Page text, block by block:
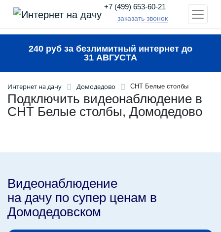
+7 (499) 653-60-21
заказать звонок
240 руб за безлимитный интернет до
31 АВГУСТА
Интернет на дачу Домодедово СНТ Белые столбы
Подключить видеонаблюдение в
СНТ Белые столбы, Домодедово
Видеонаблюдение
на дачу по супер ценам в
Домодедовском